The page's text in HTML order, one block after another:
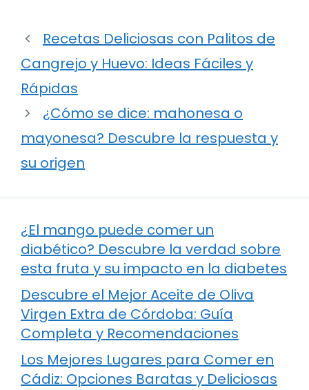
Recetas Deliciosas con Palitos de
Cangrejo y Huevo: Ideas Fáciles y
Rápidas
¿Cómo se dice: mahonesa o
mayonesa? Descubre la respuesta y
su origen
¿El mango puede comer un
diabético? Descubre la verdad sobre
esta fruta y su impacto en la diabetes
Descubre el Mejor Aceite de Oliva
Virgen Extra de Córdoba: Guía
Completa y Recomendaciones
Los Mejores Lugares para Comer en
Cádiz: Opciones Baratas y Deliciosas